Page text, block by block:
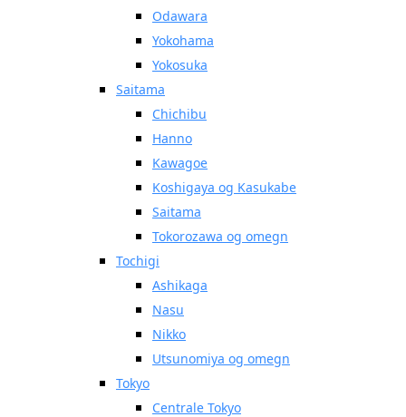
Odawara
Yokohama
Yokosuka
Saitama
Chichibu
Hanno
Kawagoe
Koshigaya og Kasukabe
Saitama
Tokorozawa og omegn
Tochigi
Ashikaga
Nasu
Nikko
Utsunomiya og omegn
Tokyo
Centrale Tokyo